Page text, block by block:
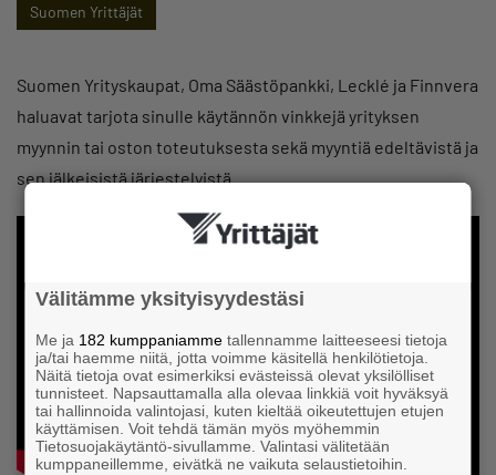
Suomen Yrittäjät
Suomen Yrityskaupat, Oma Säästöpankki, Lecklé ja Finnvera
haluavat tarjota sinulle käytännön vinkkejä yrityksen
myynnin tai oston toteutuksesta sekä myyntiä edeltävistä ja
sen jälkeisistä järjestelyistä.
Välitämme yksityisyydestäsi
Me ja 182 kumppaniamme tallennamme laitteeseesi tietoja
ja/tai haemme niitä, jotta voimme käsitellä henkilötietoja.
Näitä tietoja ovat esimerkiksi evästeissä olevat yksilölliset
tunnisteet. Napsauttamalla alla olevaa linkkiä voit hyväksyä
tai hallinnoida valintojasi, kuten kieltää oikeutettujen etujen
käyttämisen. Voit tehdä tämän myös myöhemmin
Tietosuojakäytäntö-sivullamme. Valintasi välitetään
kumppaneillemme, eivätkä ne vaikuta selaustietoihin.